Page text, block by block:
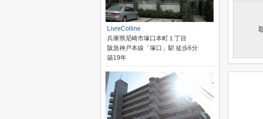
LivreColline
兵庫県尼崎市塚口本町１丁目
阪急神戸本線「塚口」駅 徒歩6分
築19年